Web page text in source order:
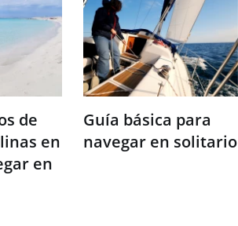
de
en
en
Guía básica para
navegar en solitario